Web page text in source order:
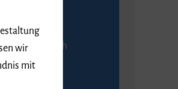
ausschließlich
wir
mit